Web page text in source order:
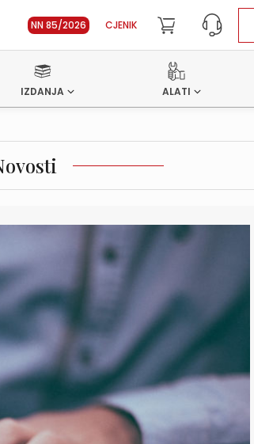
NN 85/2026 CJENIK
IZDANJA ALATI